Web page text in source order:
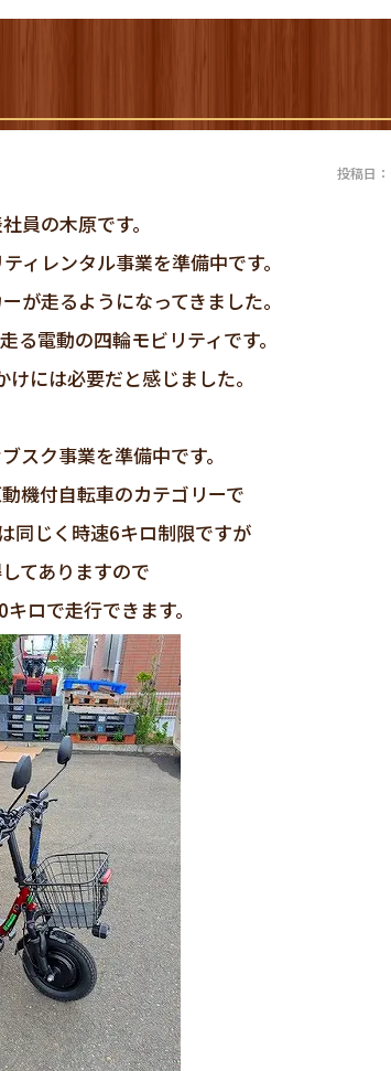
投稿日
員の木原です。
ィレンタル事業を準備中です。
が走るようになってきました。
電動の四輪モビリティです。
には必要だと感じました。
スク事業を準備中です。
機付自転車のカテゴリーで
同じく時速6キロ制限ですが
てありますので
ロで走行できます。